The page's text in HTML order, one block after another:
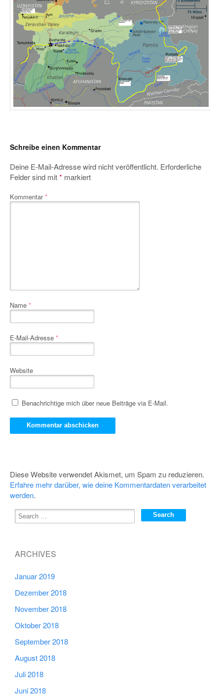
Schreibe einen Kommentar
Deine E-Mail-Adresse wird nicht veröffentlicht. Erforderliche
Felder sind mit* markiert
Kommentar*
Name *
E-Mail-Adresse *
Website
Benachrichtige mich über neue Beiträge via E-Mail.
Diese Website verwendet Akismet, um Spam zu reduzieren.
Erfahre mehr darüber, wie deine Kommentardaten verarbeitet
werden.
ARCHIVES
Januar 2019
Dezember 2018
November 2018
Oktober 2018
September 2018
August 2018
Juli 2018
Juni 2018